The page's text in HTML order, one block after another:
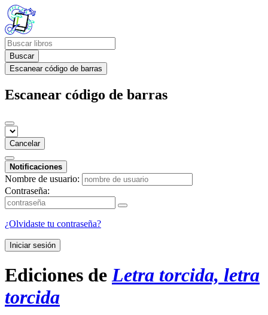
Buscar
Escanear código de barras
Escanear código de barras
Cancelar
Notificaciones
Nombre de usuario:
Contraseña:
¿Olvidaste tu contraseña?
Iniciar sesión
Ediciones deLetra torcida, letra
torcida